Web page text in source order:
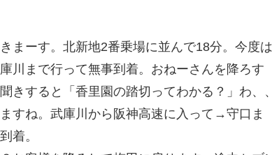
まーす。北新地2番乗場に並んで18分。今度は
川まで行って無事到着。おねーさんを降ろす
きすると「香里園の踏切ってわかる？」わ、、
すね。武庫川から阪神高速に入って→守口ま
着。